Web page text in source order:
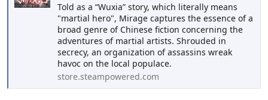
Told as a “Wuxia” story, which literally means
"martial hero", Mirage captures the essence of a
broad genre of Chinese fiction concerning the
adventures of martial artists. Shrouded in
secrecy, an organization of assassins wreak
havoc on the local populace.
store.steampowered.com